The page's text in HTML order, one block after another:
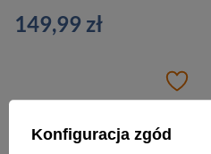
149,99 zł
Konfiguracja zgód